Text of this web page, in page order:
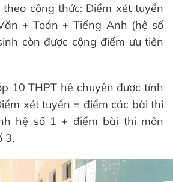
công thức: Điểm xét tuyển
+ Toán + Tiếng Anh (hệ số
còn được cộng điểm ưu tiên
10 THPT hệ chuyên được tính
xét tuyển = điểm các bài thi
hệ số 1 + điểm bài thi môn
3.